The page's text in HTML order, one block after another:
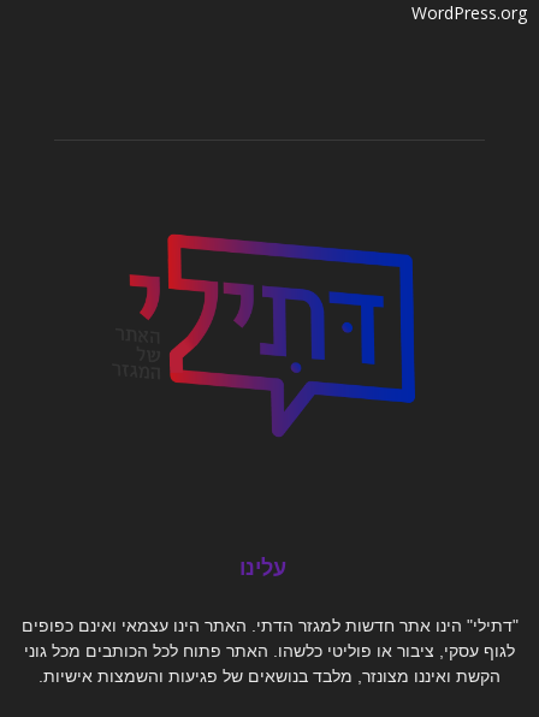
WordPress.org
עלינו
"דתילי" הינו אתר חדשות למגזר הדתי. האתר הינו עצמאי ואינם כפופים
לגוף עסקי, ציבור או פוליטי כלשהו. האתר פתוח לכל הכותבים מכל גוני
הקשת ואיננו מצונזר, מלבד בנושאים של פגיעות והשמצות אישיות.